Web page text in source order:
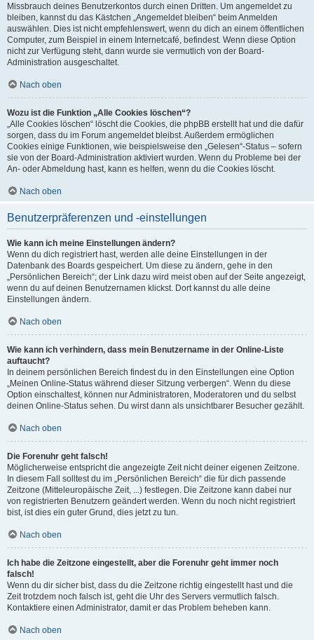
Missbrauch deines Benutzerkontos durch einen Dritten. Um angemeldet zu
bleiben, kannst du das Kästchen „Angemeldet bleiben“ beim Anmelden
auswählen. Dies ist nicht empfehlenswert, wenn du dich an einem öffentlichen
Computer, zum Beispiel in einem Internetcafé, befindest. Wenn diese Option
nicht zur Verfügung steht, dann wurde sie vermutlich von der Board-
Administration ausgeschaltet.
Nach oben
Wozu ist die Funktion „Alle Cookies löschen“?
„Alle Cookies löschen“ löscht die Cookies, die phpBB erstellt hat und die dafür
sorgen, dass du im Forum angemeldet bleibst. Außerdem ermöglichen
Cookies einige Funktionen, wie beispielsweise den „Gelesen“-Status – sofern
sie von der Board-Administration aktiviert wurden. Wenn du Probleme bei der
An- oder Abmeldung hast, kann es helfen, wenn du die Cookies löscht.
Nach oben
Benutzerpräferenzen und -einstellungen
Wie kann ich meine Einstellungen ändern?
Wenn du dich registriert hast, werden alle deine Einstellungen in der
Datenbank des Boards gespeichert. Um diese zu ändern, gehe in den
„Persönlichen Bereich“; der Link dazu wird meist oben auf der Seite angezeigt,
wenn du auf deinen Benutzernamen klickst. Dort kannst du alle deine
Einstellungen ändern.
Nach oben
Wie kann ich verhindern, dass mein Benutzername in der Online-Liste
auftaucht?
In deinem persönlichen Bereich findest du in den Einstellungen eine Option
„Meinen Online-Status während dieser Sitzung verbergen“. Wenn du diese
Option einschaltest, können nur Administratoren, Moderatoren und du selbst
deinen Online-Status sehen. Du wirst dann als unsichtbarer Besucher gezählt.
Nach oben
Die Forenuhr geht falsch!
Möglicherweise entspricht die angezeigte Zeit nicht deiner eigenen Zeitzone.
In diesem Fall solltest du im „Persönlichen Bereich“ die für dich passende
Zeitzone (Mitteleuropäische Zeit, ...) festlegen. Die Zeitzone kann dabei nur
von registrierten Benutzern geändert werden. Wenn du noch nicht registriert
bist, ist dies ein guter Grund, dies jetzt zu tun.
Nach oben
Ich habe die Zeitzone eingestellt, aber die Forenuhr geht immer noch
falsch!
Wenn du dir sicher bist, dass du die Zeitzone richtig eingestellt hast und die
Zeit trotzdem noch falsch ist, geht die Uhr des Servers vermutlich falsch.
Kontaktiere einen Administrator, damit er das Problem beheben kann.
Nach oben